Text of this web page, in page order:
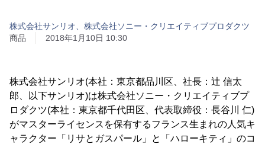
株式会社サンリオ、株式会社ソニー・クリエイティブプロダクツ
商品
2018年1月10日 10:30
株式会社サンリオ(本社：東京都品川区、社長：辻 信太
郎、以下サンリオ)は株式会社ソニー・クリエイティブプ
ロダクツ(本社：東京都千代田区、代表取締役：長谷川 仁)
がマスターライセンスを保有するフランス生まれの人気キ
ャラクター「リサとガスパール」と「ハローキティ」のコ